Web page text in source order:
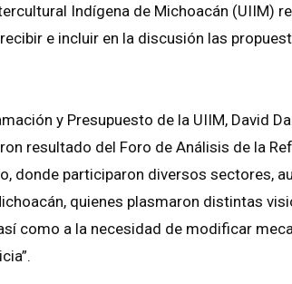
Indígena de Michoacán (UIIM)
e incluir en la discusión las
y Presupuesto de la UIIM, David
resultado del Foro de Análisis de la
donde participaron diversos sectores,
quienes plasmaron distintas
como a la necesidad de modificar